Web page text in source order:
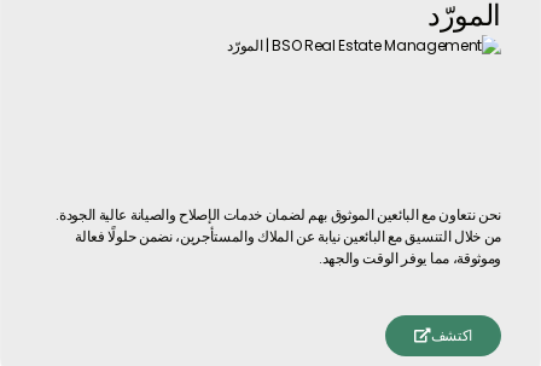
نحن نتعاون مع البائعين الموثوق بهم لضمان خدمات الإصلاح والصيانة عالية الجودة.
من خلال التنسيق مع البائعين نيابة عن الملاك والمستأجرين، نضمن حلولًا فعالة
وموثوقة، مما يوفر الوقت والجهد.
اكتشف
المورّد